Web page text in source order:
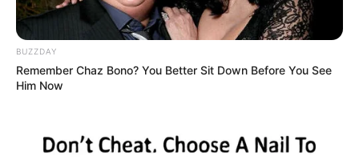
BUZZDAY
Remember Chaz Bono? You Better Sit Down Before You See
Him Now